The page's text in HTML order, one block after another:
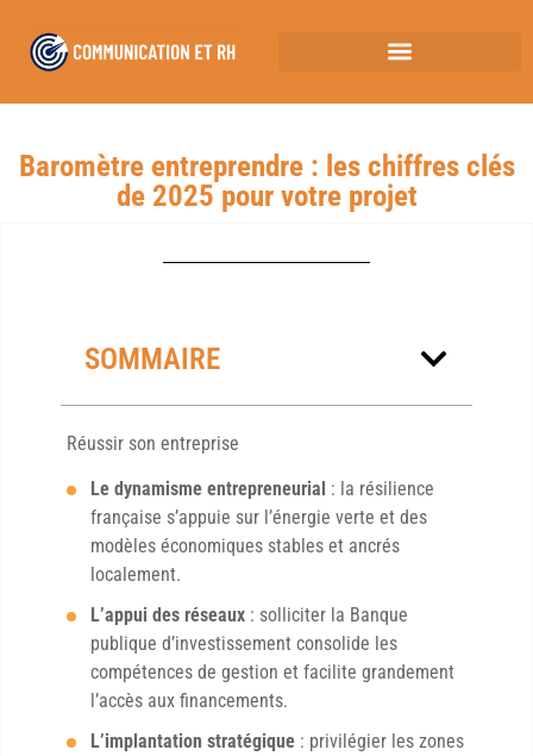
Baromètre entreprendre : les chiffres clés
de 2025 pour votre projet
SOMMAIRE
Réussir son entreprise
Le dynamisme entrepreneurial : la résilience
française s’appuie sur l’énergie verte et des
modèles économiques stables et ancrés
localement.
L’appui des réseaux : solliciter la Banque
publique d’investissement consolide les
compétences de gestion et facilite grandement
l’accès aux financements.
L’implantation stratégique : privilégier les zones